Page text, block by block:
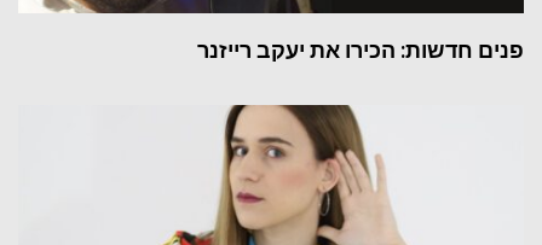
פנים חדשות: הכירו את יעקב רייזנר